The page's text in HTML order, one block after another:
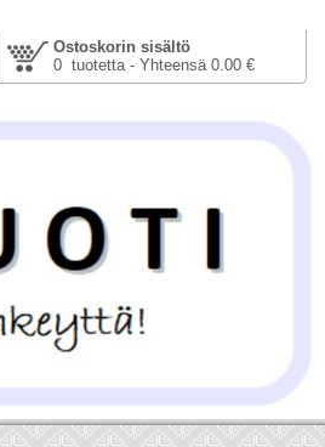
Ostoskorin sisältö
0 tuotetta - Yhteensä 0.00 €